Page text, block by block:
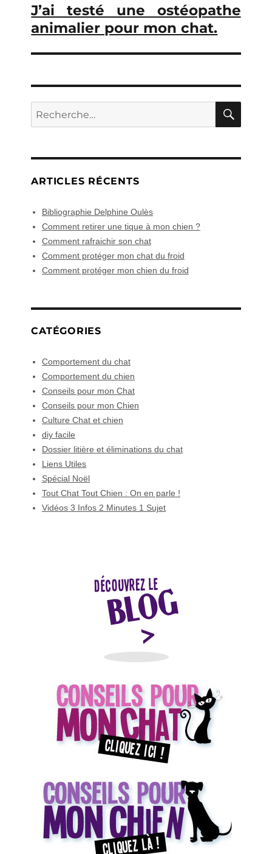
Publication
suivante :
J’ai testé une ostéopathe
animalier pour mon chat.
ARTICLES RÉCENTS
Bibliographie Delphine Oulès
Comment retirer une tique à mon chien ?
Comment rafraichir son chat
Comment protéger mon chat du froid
Comment protéger mon chien du froid
CATÉGORIES
Comportement du chat
Comportement du chien
Conseils pour mon Chat
Conseils pour mon Chien
Culture Chat et chien
diy facile
Dossier litière et éliminations du chat
Liens Utiles
Spécial Noël
Tout Chat Tout Chien : On en parle !
Vidéos 3 Infos 2 Minutes 1 Sujet